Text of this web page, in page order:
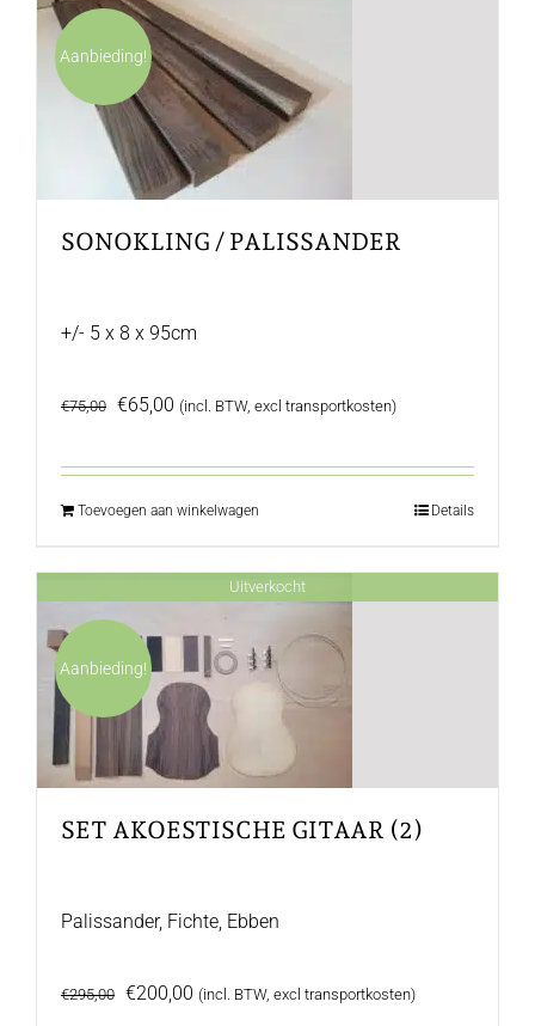
Aanbieding!
SONOKLING / PALISSANDER
+/- 5 x 8 x 95cm
€75,00 Oorspronkelijke
€65,00 Huidige
(incl. BTW, excl transportkosten)
Toevoegen aan winkelwagen Details
Uitverkocht
Aanbieding!
SET AKOESTISCHE GITAAR (2)
Palissander, Fichte, Ebben
€295,00 Oorspronkelijke
€200,00 Huidige
(incl. BTW, excl transportkosten)